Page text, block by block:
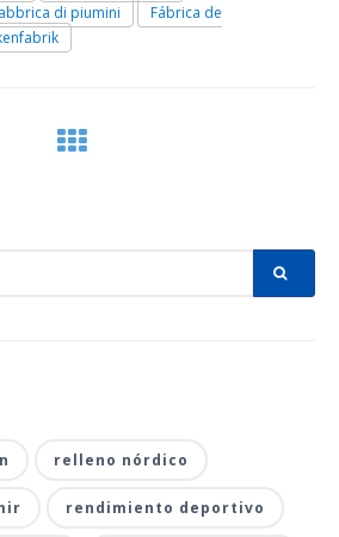
di piumini
Fábrica de
relleno nórdico
rendimiento deportivo